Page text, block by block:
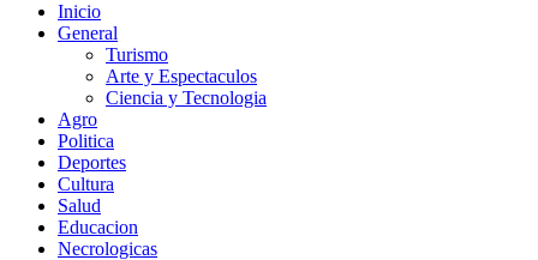
Inicio
General
Turismo
Arte y Espectaculos
Ciencia y Tecnologia
Agro
Politica
Deportes
Cultura
Salud
Educacion
Necrologicas